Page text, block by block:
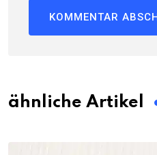
ähnliche Artikel